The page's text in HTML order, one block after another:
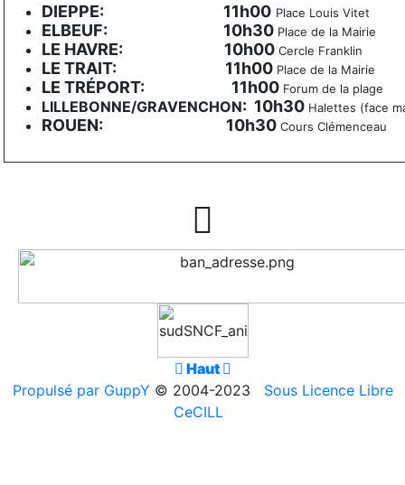
DIEPPE: 11h00 Place Louis Vitet
ELBEUF: 10h30 Place de la Mairie
LE HAVRE: 10h00 Cercle Franklin
LE TRAIT: 11h00 Place de la Mairie
LE TRÉPORT: 11h00 Forum de la plage
LILLEBONNE/GRAVENCHON: 10h30 Halettes (face
ROUEN: 10h30 Cours Clémenceau

 Haut 
Propulsé par GuppY © 2004-2023
Sous Licence Libre
CeCILL